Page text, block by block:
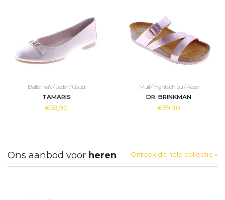
Ballerina's / Leder / Goud
TAMARIS
€59,90
Muil / Hightech pu / Roze
DR. BRINKMAN
€59,90
Ons aanbod voor heren Ontdek de hele collectie »